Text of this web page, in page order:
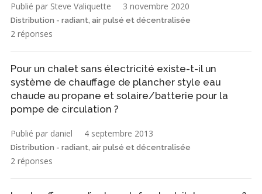
Publié par Steve Valiquette 3 novembre 2020
Distribution - radiant, air pulsé et décentralisée
2 réponses
Pour un chalet sans électricité existe-t-il un
système de chauffage de plancher style eau
chaude au propane et solaire/batterie pour la
pompe de circulation ?
Publié par daniel 4 septembre 2013
Distribution - radiant, air pulsé et décentralisée
2 réponses